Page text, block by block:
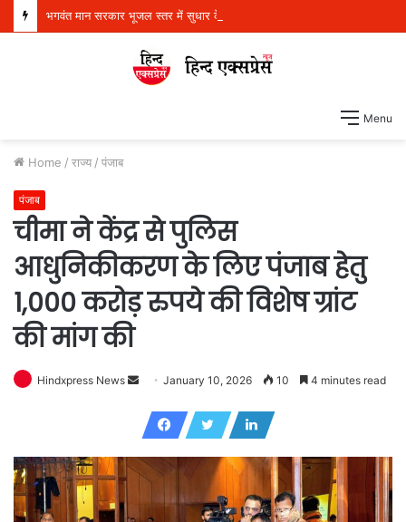
Menu
Home / राज्य / पंजाब
पंजाब
चीमा ने केंद्र से पुलिस
आधुनिकीकरण के लिए पंजाब हेतु
1,000 करोड़ रुपये की विशेष ग्रांट
की मांग की
Hindxpress News
a
January 10, 2026 10 4 minutes read